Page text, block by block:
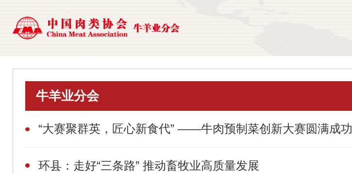
牛羊业分会
“大赛聚群英，匠心新食代” ——牛肉预制菜创新大赛圆满成功
环县：走好“三条路” 推动畜牧业高质量发展